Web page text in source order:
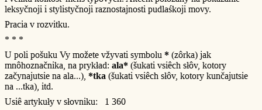
leksyčnoji i stylistyčnoji raznostajnosti pudlaśkoji movy.
Pracia v rozvitku.
* * *
U poli pošuku Vy možete vžyvati symbolu * (zôrka) jak
mnôhoznačnika, na prykład: ala* (šukati vsiêch słôv, kotory
začynajutsie na ala...), *tka (šukati vsiêch słôv, kotory kunčajutsie
na ...tka), itd.
Usiê artykuły v słovniku: 1 360